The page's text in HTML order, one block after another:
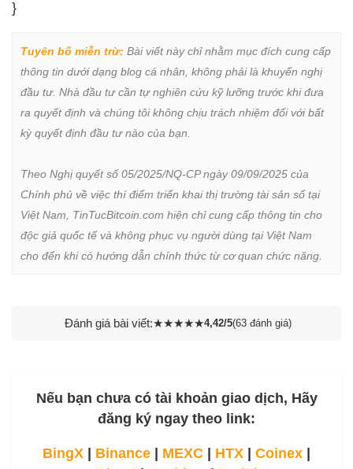
}
Tuyên bố miễn trừ: Bài viết này chỉ nhằm mục đích cung cấp
thông tin dưới dạng blog cá nhân, không phải là khuyến nghị
đầu tư. Nhà đầu tư cần tự nghiên cứu kỹ lưỡng trước khi đưa
ra quyết định và chúng tôi không chịu trách nhiệm đối với bất
kỳ quyết định đầu tư nào của bạn.
Theo Nghị quyết số 05/2025/NQ-CP ngày 09/09/2025 của
Chính phủ về việc thí điểm triển khai thị trường tài sản số tại
Việt Nam, TinTucBitcoin.com hiện chỉ cung cấp thông tin cho
độc giả quốc tế và không phục vụ người dùng tại Việt Nam
cho đến khi có hướng dẫn chính thức từ cơ quan chức năng.
Đánh giá bài viết:★★★★★4,42/5(63 đánh giá)
Nếu bạn chưa có tài khoản giao dịch, Hãy
đăng ký ngay theo link:
BingX | Binance | MEXC | HTX | Coinex |